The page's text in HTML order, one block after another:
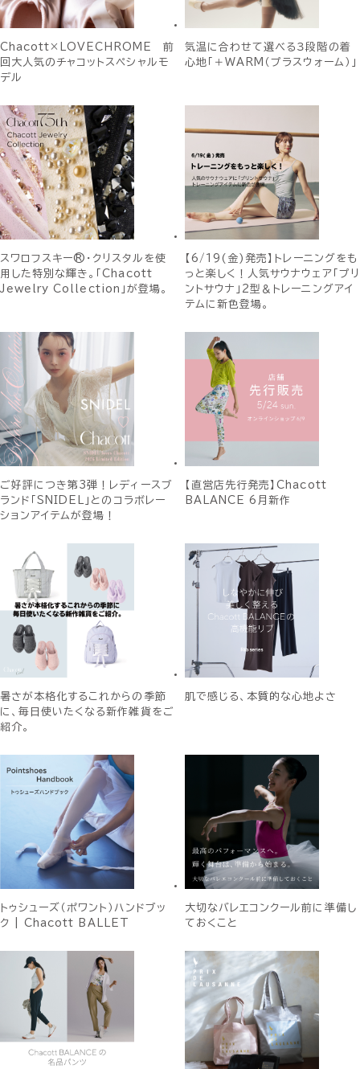
Chacott×LOVECHROME 前
回大人気のチャコットスペシャルモ
デル
気温に合わせて選べる３段階の着
心地「＋WARM（プラスウォーム）」
スワロフスキー®・クリスタルを使
用した特別な輝き。「Chacott
Jewelry Collection」が登場。
【6/19(金)発売】トレーニングをも
っと楽しく！人気サウナウェア「プリ
ントサウナ」2型＆トレーニングアイ
テムに新色登場。
ご好評につき第3弾！レディースブ
ランド「SNIDEL」とのコラボレー
ションアイテムが登場！
【直営店先行発売】Chacott
BALANCE 6月新作
暑さが本格化するこれからの季節
に、毎日使いたくなる新作雑貨をご
紹介。
肌で感じる、本質的な心地よさ
トゥシューズ（ポワント）ハンドブッ
ク | Chacott BALLET
大切なバレエコンクール前に準備し
ておくこと